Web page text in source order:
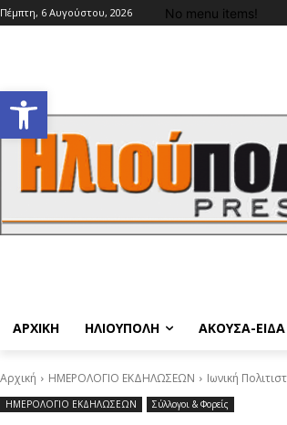
Ανοίξτε τη γραμμή εργαλείων
Πέμπτη, 6 Αυγούστου, 2026 No menu items!
ΑΡΧΙΚΗ ΗΛΙΟΥΠΟΛΗ ΑΚΟΥΣΑ-ΕΙΔΑ
Αρχική ΗΜΕΡΟΛΟΓΙΟ ΕΚΔΗΛΩΣΕΩΝ Ιωνική
ΗΜΕΡΟΛΟΓΙΟ ΕΚΔΗΛΩΣΕΩΝ Σύλλογοι & Φορείς